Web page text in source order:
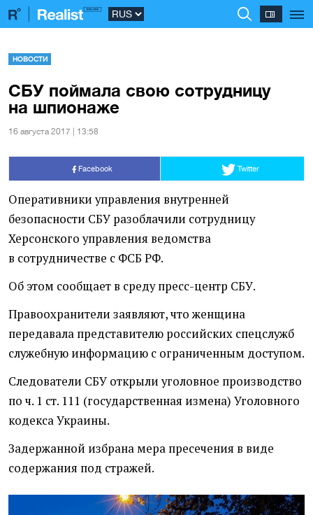
НОВОСТИ
СБУ поймала свою сотрудницу
на шпионаже
16 августа 2017 | 13:58
Facebook Twitter
Оперативники управления внутренней
безопасности СБУ разоблачили сотрудницу
Херсонского управления ведомства
в сотрудничестве с ФСБ РФ.
Об этом сообщает в среду пресс-центр СБУ.
Правоохранители заявляют, что женщина
передавала представителю российских спецслужб
служебную информацию с ограниченным доступом.
Следователи СБУ открыли уголовное производство
по ч. 1 ст. 111 (государственная измена) Уголовного
кодекса Украины.
Задержанной избрана мера пресечения в виде
содержания под стражей.